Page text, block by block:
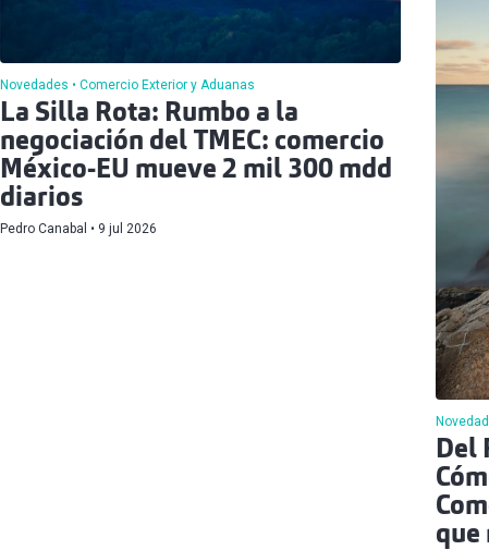
Novedades Comercio Exterior y Aduanas
La Silla Rota: Rumbo a la
negociación del TMEC: comercio
México-EU mueve 2 mil 300 mdd
diarios
Pedro Canabal 9 jul 2026
Del
que